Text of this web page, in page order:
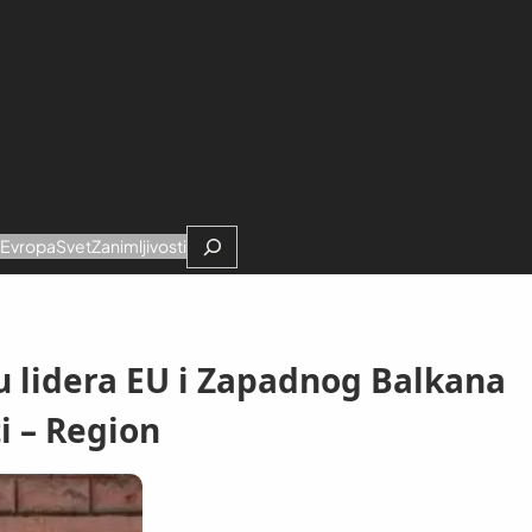
EvropaSvetZanimljivostiSearch
EU i Zapadnog Balkana
– Region